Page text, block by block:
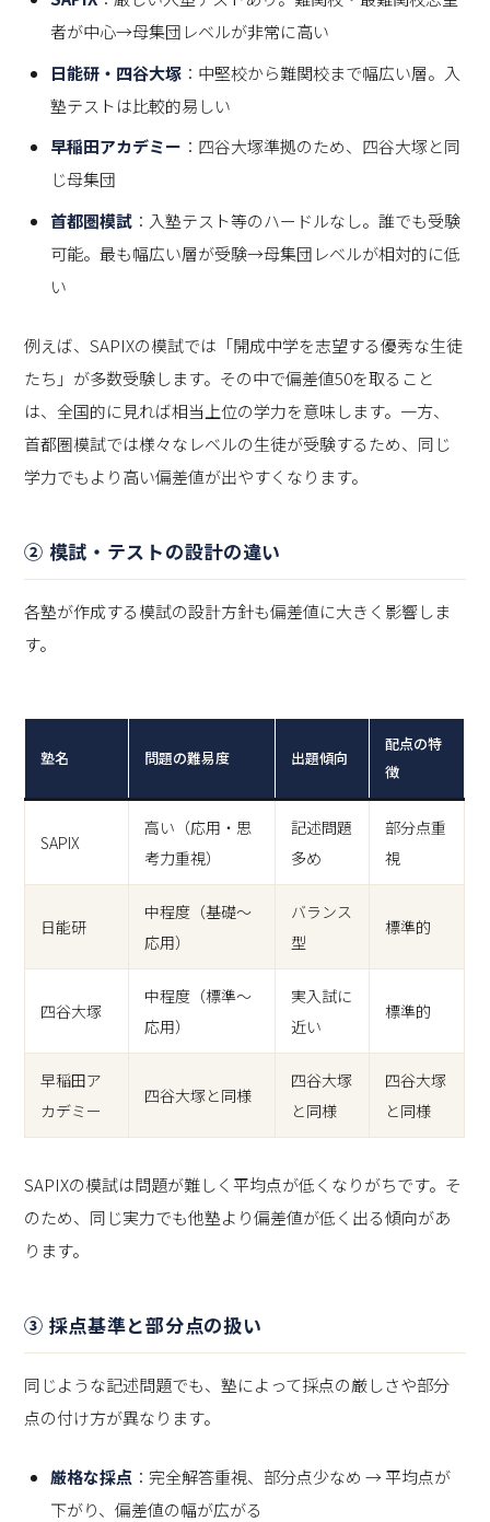
者が中心→母集団レベルが非常に高い
日能研・四谷大塚 ：中堅校から難関校まで幅広い層。入
塾テストは比較的易しい
早稲田アカデミー ：四谷大塚準拠のため、四谷大塚と同
じ母集団
首都圏模試 ：入塾テスト等のハードルなし。誰でも受験
可能。最も幅広い層が受験→母集団レベルが相対的に低
い
例えば、SAPIXの模試では「開成中学を志望する優秀な生徒
たち」が多数受験します。その中で偏差値50を取ること
は、全国的に見れば相当上位の学力を意味します。一方、
首都圏模試では様々なレベルの生徒が受験するため、同じ
学力でもより高い偏差値が出やすくなります。
② 模試・テストの設計の違い
各塾が作成する模試の設計方針も偏差値に大きく影響しま
す。
塾名 問題の難易度 出題傾向
配点の特
徴
SAPIX
高い（応用・思
考力重視）
記述問題
多め
部分点重
視
日能研
中程度（基礎〜
応用）
バランス
型
標準的
四谷大塚
中程度（標準〜
応用）
実入試に
近い
標準的
早稲田ア
カデミー
四谷大塚と同様
四谷大塚
と同様
四谷大塚
と同様
SAPIXの模試は問題が難しく平均点が低くなりがちです。そ
のため、同じ実力でも他塾より偏差値が低く出る傾向があ
ります。
③ 採点基準と部分点の扱い
同じような記述問題でも、塾によって採点の厳しさや部分
点の付け方が異なります。
厳格な採点 ：完全解答重視、部分点少なめ → 平均点が
下がり、偏差値の幅が広がる